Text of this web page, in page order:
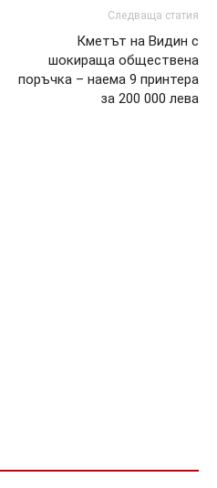
Следваща статия
Кметът на Видин с
шокираща обществена
поръчка – наема 9 принтера
за 200 000 лева